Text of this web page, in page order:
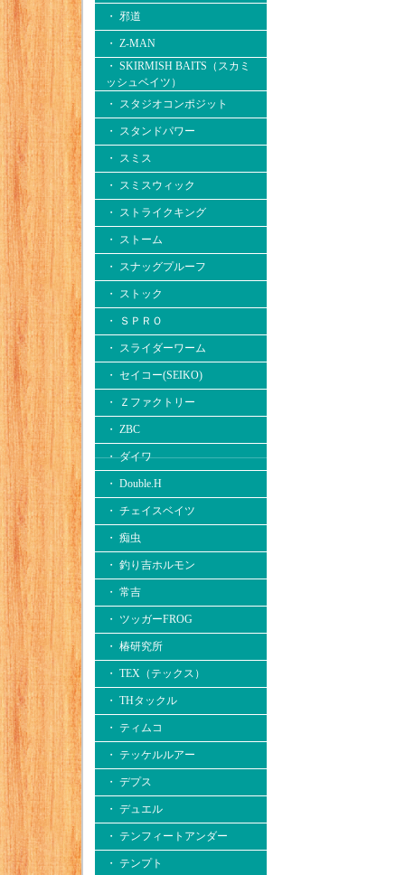
・ 邪道
・ Z-MAN
・ SKIRMISH BAITS（スカミ
ッシュベイツ）
・ スタジオコンポジット
・ スタンドパワー
・ スミス
・ スミスウィック
・ ストライクキング
・ ストーム
・ スナッグプルーフ
・ ストック
・ ＳＰＲＯ
・ スライダーワーム
・ セイコー(SEIKO)
・ Ｚファクトリー
・ ZBC
・ ダイワ
・ Double.H
・ チェイスベイツ
・ 痴虫
・ 釣り吉ホルモン
・ 常吉
・ ツッガーFROG
・ 椿研究所
・ TEX（テックス）
・ THタックル
・ ティムコ
・ テッケルルアー
・ デプス
・ デュエル
・ テンフィートアンダー
・ テンプト